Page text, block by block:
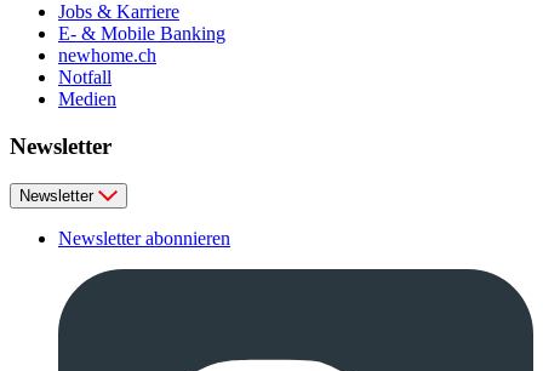
Jobs & Karriere
E- & Mobile Banking
newhome.ch
Notfall
Medien
Newsletter
Newsletter
Newsletter abonnieren